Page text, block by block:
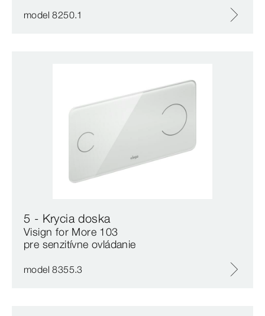
model 8250.1
5 - Krycia doska
Visign for More 103
pre senzitívne ovládanie
model 8355.3